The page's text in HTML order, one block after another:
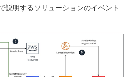
説明するソリューションのイベント